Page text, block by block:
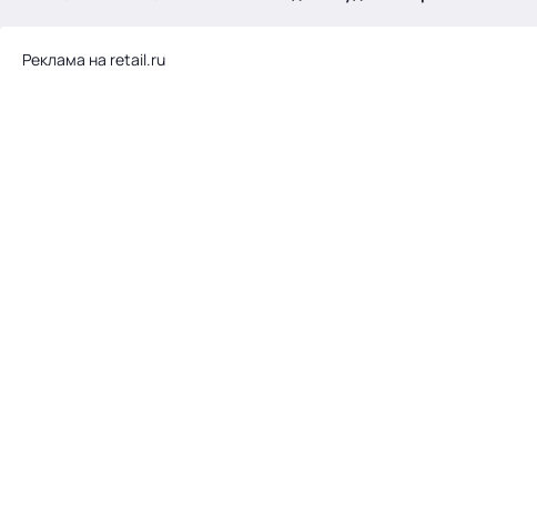
Реклама на retail.ru